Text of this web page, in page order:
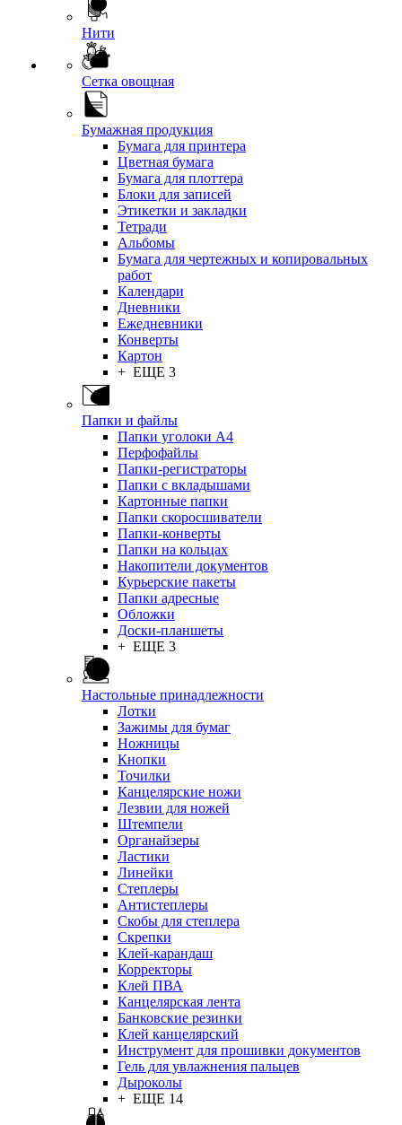
Нити
Сетка овощная
Бумажная продукция
Бумага для принтера
Цветная бумага
Бумага для плоттера
Блоки для записей
Этикетки и закладки
Тетради
Альбомы
Бумага для чертежных и копировальных
работ
Календари
Дневники
Ежедневники
Конверты
Картон
+ ЕЩЕ 3
Папки и файлы
Папки уголоки А4
Перфофайлы
Папки-регистраторы
Папки с вкладышами
Картонные папки
Папки скоросшиватели
Папки-конверты
Папки на кольцах
Накопители документов
Курьерские пакеты
Папки адресные
Обложки
Доски-планшеты
+ ЕЩЕ 3
Настольные принадлежности
Лотки
Зажимы для бумаг
Ножницы
Кнопки
Точилки
Канцелярские ножи
Лезвии для ножей
Штемпели
Органайзеры
Ластики
Линейки
Степлеры
Антистеплеры
Скобы для степлера
Скрепки
Клей-карандаш
Корректоры
Клей ПВА
Канцелярская лента
Банковские резинки
Клей канцелярский
Инструмент для прошивки документов
Гель для увлажнения пальцев
Дыроколы
+ ЕЩЕ 14